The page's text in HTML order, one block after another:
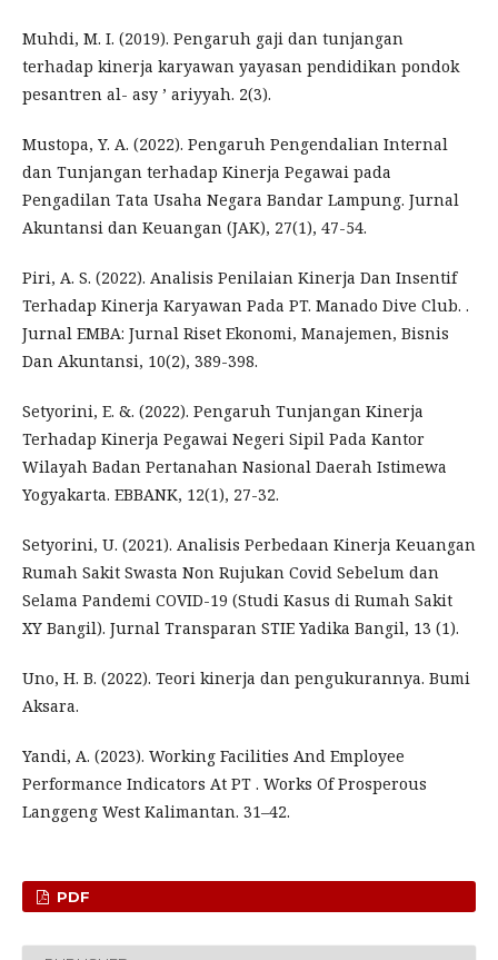
Muhdi, M. I. (2019). Pengaruh gaji dan tunjangan
terhadap kinerja karyawan yayasan pendidikan pondok
pesantren al- asy ’ ariyyah. 2(3).
Mustopa, Y. A. (2022). Pengaruh Pengendalian Internal
dan Tunjangan terhadap Kinerja Pegawai pada
Pengadilan Tata Usaha Negara Bandar Lampung. Jurnal
Akuntansi dan Keuangan (JAK), 27(1), 47-54.
Piri, A. S. (2022). Analisis Penilaian Kinerja Dan Insentif
Terhadap Kinerja Karyawan Pada PT. Manado Dive Club. .
Jurnal EMBA: Jurnal Riset Ekonomi, Manajemen, Bisnis
Dan Akuntansi, 10(2), 389-398.
Setyorini, E. &. (2022). Pengaruh Tunjangan Kinerja
Terhadap Kinerja Pegawai Negeri Sipil Pada Kantor
Wilayah Badan Pertanahan Nasional Daerah Istimewa
Yogyakarta. EBBANK, 12(1), 27-32.
Setyorini, U. (2021). Analisis Perbedaan Kinerja Keuangan
Rumah Sakit Swasta Non Rujukan Covid Sebelum dan
Selama Pandemi COVID-19 (Studi Kasus di Rumah Sakit
XY Bangil). Jurnal Transparan STIE Yadika Bangil, 13 (1).
Uno, H. B. (2022). Teori kinerja dan pengukurannya. Bumi
Aksara.
Yandi, A. (2023). Working Facilities And Employee
Performance Indicators At PT . Works Of Prosperous
Langgeng West Kalimantan. 31–42.
PDF